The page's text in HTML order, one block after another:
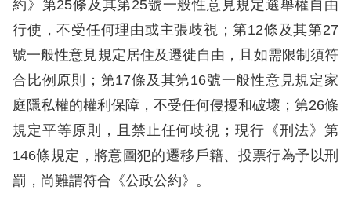
務
核
人
權
公
約
陳
約》第25條及其第25號一般性意見規定選舉權自由
行使，不受任何理由或主張歧視；第12條及其第27
號一般性意見規定居住及遷徙自由，且如需限制須符
合比例原則；第17條及其第16號一般性意見規定家
庭隱私權的權利保障，不受任何侵擾和破壞；第26條
規定平等原則，且禁止任何歧視；現行《刑法》第
146條規定，將意圖犯的遷移戶籍、投票行為予以刑
罰，尚難謂符合《公政公約》。